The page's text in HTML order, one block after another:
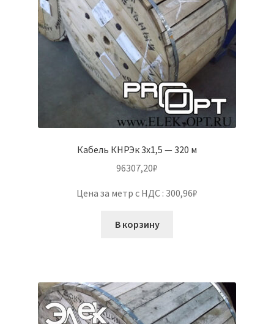
Кабель КНРЭк 3х1,5 — 320 м
96307,20₽
Цена за метр с НДС : 300,96₽
В корзину